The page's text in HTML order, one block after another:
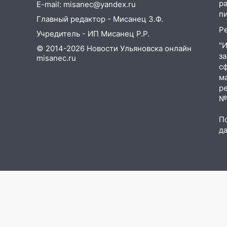
девочку в центре Ульяновска
06:00
Мертвеца выкопали,
посадили в мешок и
попытались утопить в Волге
05:30
22:33 Прокуратура проверяет
E-mail: misanec@yandex.ru
Главный редактор - Мисанец З.Ф.
Учредитель - ИП Мисанец Р.Р.
© 2014-2026 Новости Ульяновска онлайн
misanec.ru